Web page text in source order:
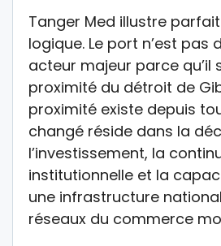
Tanger Med illustre
logique. Le port n’est pas
acteur majeur parce qu’il
proximité du détroit de
proximité existe depuis
changé réside dans la
l’investissement, la
institutionnelle et la
une infrastructure
réseaux du commerce